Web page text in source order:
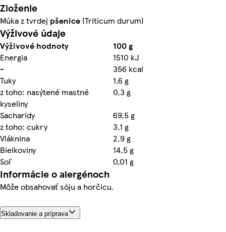
Zloženie
Múka z tvrdej pšenice (Triticum durum)
Výživové údaje
Výživové hodnoty
100 g
Energia
1510 kJ
-
356 kcal
Tuky
1,6 g
z toho: nasýtené mastné
kyseliny
0,3 g
Sacharidy
69,5 g
z toho: cukry
3,1 g
Vláknina
2,9 g
Bielkoviny
14,5 g
Soľ
0,01 g
Informácie o alergénoch
Môže obsahovať sóju a horčicu.
Skladovanie a príprava